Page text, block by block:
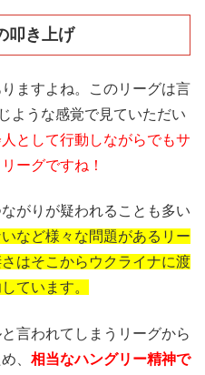
叩き上げ
ますよね。このリーグは言
ような感覚で見ていただい
として行動しながらでもサ
ーグですね！
がりが疑われることも多い
など様々な問題があるリー
はそこからウクライナに渡
ています。
言われてしまうリーグから
、 相当なハングリー精神で